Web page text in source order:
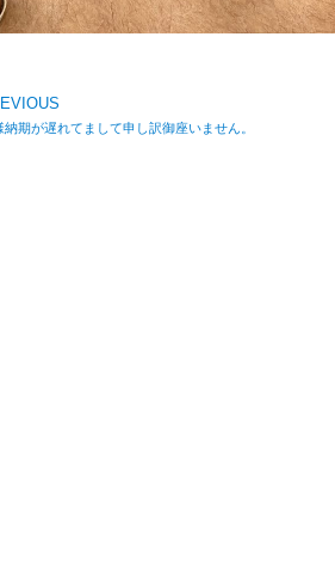
納期が遅れてまして申し訳御座いません。